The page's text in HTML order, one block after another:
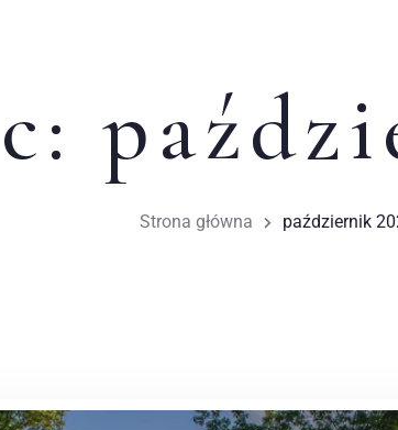
Strona główna październik